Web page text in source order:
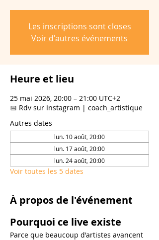
Les inscriptions sont closes
Voir d'autres événements
Heure et lieu
25 mai 2026, 20:00 – 21:00 UTC+2
📅 Rdv sur Instagram | coach_artistique
Autres dates
lun. 10 août, 20:00
lun. 17 août, 20:00
lun. 24 août, 20:00
Voir toutes les 5 dates
À propos de l'événement
Pourquoi ce live existe
Parce que beaucoup d'artistes avancent